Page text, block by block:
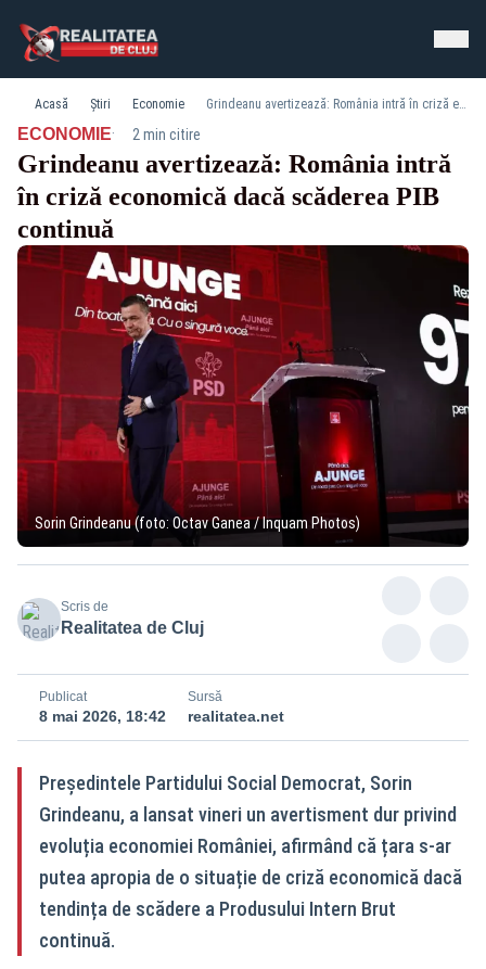
Acasă Știri Economie Grindeanu avertizează: România intră în criză economică dacă scăderea PIB continuă
ECONOMIE· 2 min citire
Grindeanu avertizează: România intră
în criză economică dacă scăderea PIB
continuă
Sorin Grindeanu (foto: Octav Ganea / Inquam Photos)
Scris de
Realitatea de Cluj
Publicat
8 mai 2026, 18:42
Sursă
realitatea.net
Președintele Partidului Social Democrat, Sorin
Grindeanu, a lansat vineri un avertisment dur privind
evoluția economiei României, afirmând că țara s-ar
putea apropia de o situație de criză economică dacă
tendința de scădere a Produsului Intern Brut
continuă.